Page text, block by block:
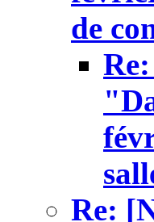
de
Re: